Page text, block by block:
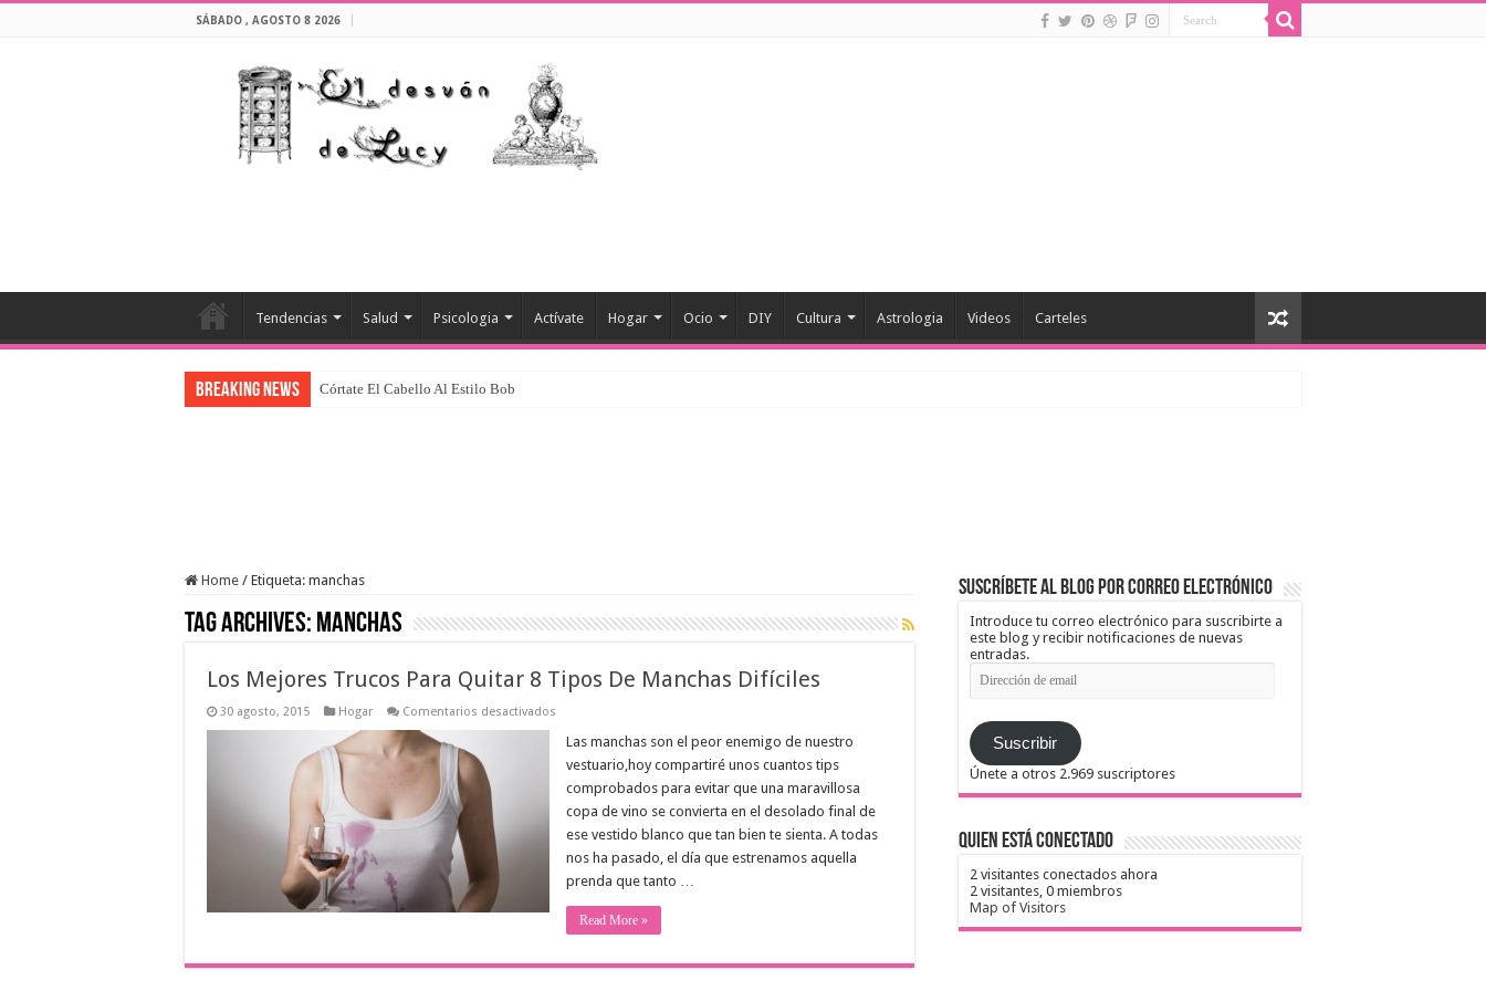
SÁBADO , AGOSTO 8 2026
Tendencias Salud Psicologia Actívate Hogar Ocio DIY Cultura Astrologia Videos Carteles
Breaking News Córtate El Cabello Al Estilo Bob
Home / Etiqueta: manchas
Tag Archives: manchas
Los Mejores Trucos Para Quitar 8 Tipos De Manchas Difíciles
30 agosto, 2015 Hogar Comentarios desactivados
Mejores
Para
Quitar
Tipos
Manchas
Difíciles
Las manchas son el peor enemigo de nuestro
vestuario,hoy compartiré unos cuantos tips
comprobados para evitar que una maravillosa
copa de vino se convierta en el desolado final de
ese vestido blanco que tan bien te sienta. A todas
nos ha pasado, el día que estrenamos aquella
prenda que tanto …
Read More »
Suscríbete al blog por correo electrónico
Introduce tu correo electrónico para suscribirte a
este blog y recibir notificaciones de nuevas
entradas.
Dirección
de
Suscribir
Únete a otros 2.969 suscriptores
Quien está conectado
2 visitantes conectados ahora
2 visitantes, 0 miembros
Map of Visitors